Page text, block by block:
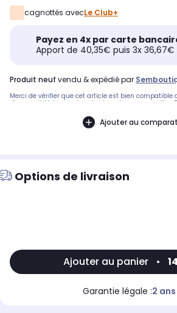
cagnottés avecLe Club+
Payez en 4x par carte
Apport de 40,35€ puis 3x 36,67€
produit neuf vendu & expédié par
Merci de vérifier que cet article est bien compatible
d'appareil. Notre service client peut vous conseiller.
les modèles suivants : SAMSUNG: WF1802WSW,
Ajouter au
Options de livraison
Ajouter au panier •
Garantie légale :2 ans